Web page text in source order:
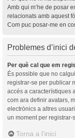
Amb qui m’he de posar
relacionats amb aquest
Com puc posar-me en
Problemes d’inici
Per què cal que em
És possible que no
registrar-se per publicar
accés a característiques
com ara definir avatars,
electrònics a altres
un moment per registrar-
Torna a l’inici